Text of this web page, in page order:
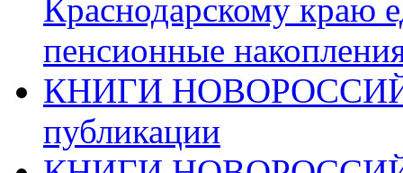
Краснодарскому краю
пенсионные
КНИГИ
публикации